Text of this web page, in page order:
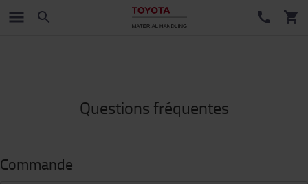
Questions fréquentes
Commande